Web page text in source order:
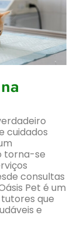
cuidados
torna-se
consultas
Pet é um
que
e